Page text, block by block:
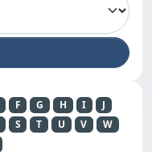
F G H I
J
S T U V
W